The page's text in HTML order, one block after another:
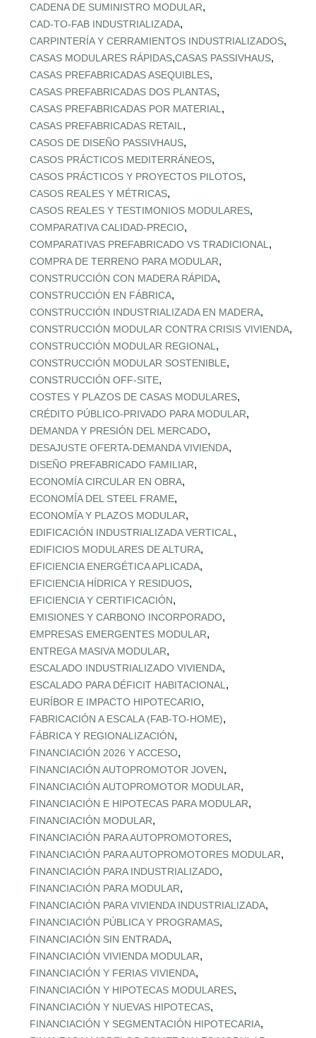
CADENA DE SUMINISTRO MODULAR,
CAD‑TO‑FAB INDUSTRIALIZADA,
CARPINTERÍA Y CERRAMIENTOS INDUSTRIALIZADOS,
CASAS MODULARES RÁPIDAS,CASAS PASSIVHAUS,
CASAS PREFABRICADAS ASEQUIBLES,
CASAS PREFABRICADAS DOS PLANTAS,
CASAS PREFABRICADAS POR MATERIAL ,
CASAS PREFABRICADAS RETAIL ,
CASOS DE DISEÑO PASSIVHAUS,
CASOS PRÁCTICOS MEDITERRÁNEOS,
CASOS PRÁCTICOS Y PROYECTOS PILOTOS,
CASOS REALES Y MÉTRICAS,
CASOS REALES Y TESTIMONIOS MODULARES,
COMPARATIVA CALIDAD‑PRECIO,
COMPARATIVAS PREFABRICADO VS TRADICIONAL ,
COMPRA DE TERRENO PARA MODULAR,
CONSTRUCCIÓN CON MADERA RÁPIDA,
CONSTRUCCIÓN EN FÁBRICA,
CONSTRUCCIÓN INDUSTRIALIZADA EN MADERA,
CONSTRUCCIÓN MODULAR CONTRA CRISIS VIVIENDA,
CONSTRUCCIÓN MODULAR REGIONAL ,
CONSTRUCCIÓN MODULAR SOSTENIBLE,
CONSTRUCCIÓN OFF‑SITE,
COSTES Y PLAZOS DE CASAS MODULARES,
CRÉDITO PÚBLICO‑PRIVADO PARA MODULAR,
DEMANDA Y PRESIÓN DEL MERCADO,
DESAJUSTE OFERTA‑DEMANDA VIVIENDA,
DISEÑO PREFABRICADO FAMILIAR,
ECONOMÍA CIRCULAR EN OBRA,
ECONOMÍA DEL STEEL FRAME,
ECONOMÍA Y PLAZOS MODULAR,
EDIFICACIÓN INDUSTRIALIZADA VERTICAL ,
EDIFICIOS MODULARES DE ALTURA,
EFICIENCIA ENERGÉTICA APLICADA,
EFICIENCIA HÍDRICA Y RESIDUOS,
EFICIENCIA Y CERTIFICACIÓN,
EMISIONES Y CARBONO INCORPORADO,
EMPRESAS EMERGENTES MODULAR,
ENTREGA MASIVA MODULAR,
ESCALADO INDUSTRIALIZADO VIVIENDA,
ESCALADO PARA DÉFICIT HABITACIONAL ,
EURÍBOR E IMPACTO HIPOTECARIO,
FABRICACIÓN A ESCALA (FAB‑TO‑HOME),
FÁBRICA Y REGIONALIZACIÓN,
FINANCIACIÓN 2026 Y ACCESO,
FINANCIACIÓN AUTOPROMOTOR JOVEN,
FINANCIACIÓN AUTOPROMOTOR MODULAR,
FINANCIACIÓN E HIPOTECAS PARA MODULAR,
FINANCIACIÓN MODULAR,
FINANCIACIÓN PARA AUTOPROMOTORES,
FINANCIACIÓN PARA AUTOPROMOTORES MODULAR,
FINANCIACIÓN PARA INDUSTRIALIZADO,
FINANCIACIÓN PARA MODULAR,
FINANCIACIÓN PARA VIVIENDA INDUSTRIALIZADA,
FINANCIACIÓN PÚBLICA Y PROGRAMAS,
FINANCIACIÓN SIN ENTRADA,
FINANCIACIÓN VIVIENDA MODULAR,
FINANCIACIÓN Y FERIAS VIVIENDA,
FINANCIACIÓN Y HIPOTECAS MODULARES,
FINANCIACIÓN Y NUEVAS HIPOTECAS,
FINANCIACIÓN Y SEGMENTACIÓN HIPOTECARIA,